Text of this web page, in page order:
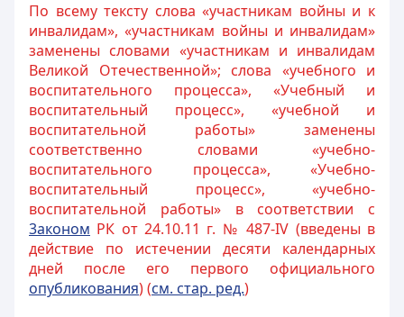
По всему тексту слова «участникам войны и к
инвалидам», «участникам войны и инвалидам»
заменены словами «участникам и инвалидам
Великой Отечественной»; слова «учебного и
воспитательного процесса», «Учебный и
воспитательный процесс», «учебной и
воспитательной работы» заменены
соответственно словами «учебно-
воспитательного процесса», «Учебно-
воспитательный процесс», «учебно-
воспитательной работы» в соответствии с
3аконом РК от 24.10.11 г. № 487-IV (введены в
действие по истечении десяти календарных
дней после его первого официального
опубликования) (см. стар. ред.)